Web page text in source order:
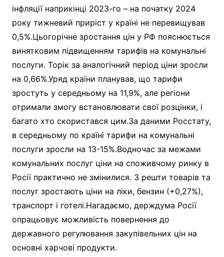
інфляції наприкінці 2023-го – на початку 2024
року тижневий приріст у країні не перевищував
0,5%.Цьогорічне зростання цін у РФ пояснюється
винятковим підвищенням тарифів на комунальні
послуги. Торік за аналогічний період ціни зросли
на 0,66%.Уряд країни планував, що тарифи
зростуть у середньому на 11,9%, але регіони
отримали змогу встановлювати свої розцінки, і
багато хто скористався цим.За даними Росстату,
в середньому по країні тарифи на комунальні
послуги зросли на 13-15%.Водночас за межами
комунальних послуг ціни на споживчому ринку в
Росії практично не змінилися. З решти товарів та
послуг зростають ціни на ліки, бензин (+0,27%),
транспорт і готелі.Нагадаємо, держдума Росії
опрацьовує можливість повернення до
державного регулювання закупівельних цін на
основні харчові продукти.